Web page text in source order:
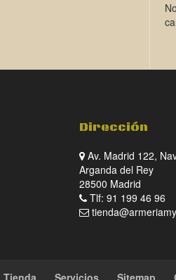
Dirección
Av. Madrid 122,
Arganda del Rey
28500 Madrid
Tlf: 91 199 46 96